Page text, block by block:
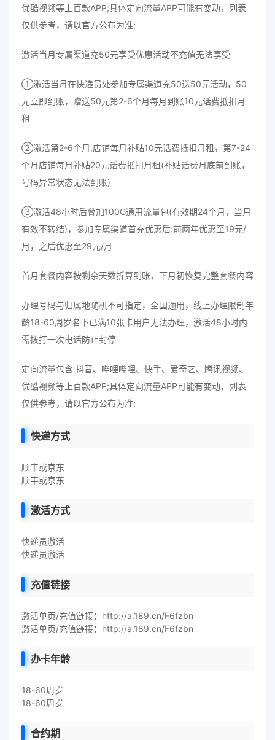
优酷视频等上百款APP;具体定向流量APP可能有变动，列表
仅供参考，请以官方公布为准;
激活当月专属渠道充50元享受优惠活动不充值无法享受
①激活当月在快递员处参加专属渠道充50送50元活动，50
元立即到账，赠送50元第2-6个月每月到账10元话费抵扣月
租
②激活第2-6个月,店铺每月补贴10元话费抵扣月租，第7-24
个月店铺每月补贴20元话费抵扣月租(补贴话费月底前到账，
号码异常状态无法到账)
③激活48小时后叠加100G通用流量包(有效期24个月，当月
有效不转结)， 参加专属渠道首充优惠后:前两年优惠至19元/
月，之后优惠至29元/月
首月套餐内容按剩余天数折算到账，下月初恢复完整套餐内容
办理号码与归属地随机不可指定，全国通用，线上办理限制年
龄18-60周岁名下已满10张卡用户无法办理，激活48小时内
需拨打一次电话防止封停
定向流量包含:抖音、哔哩哔哩、快手、爱奇艺、腾讯视频、
优酷视频等上百款APP;具体定向流量APP可能有变动，列表
仅供参考，请以官方公布为准;
快递方式
顺丰或京东
顺丰或京东
激活方式
快递员激活
快递员激活
充值链接
激活单页/充值链接：http://a.189.cn/F6fzbn
激活单页/充值链接：http://a.189.cn/F6fzbn
办卡年龄
18-60周岁
18-60周岁
合约期